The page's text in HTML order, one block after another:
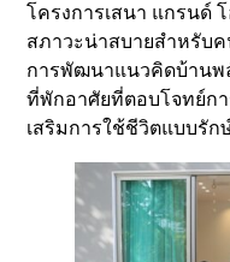
โครงการเสนา แกรนด์
สภาวะน่าสบายสำหรับ
การพัฒนาแนวคิดบ้านพ
ที่พักอาศัยที่ตอบโจทย์ก
เสริมการใช้ชีวิตแบบรั